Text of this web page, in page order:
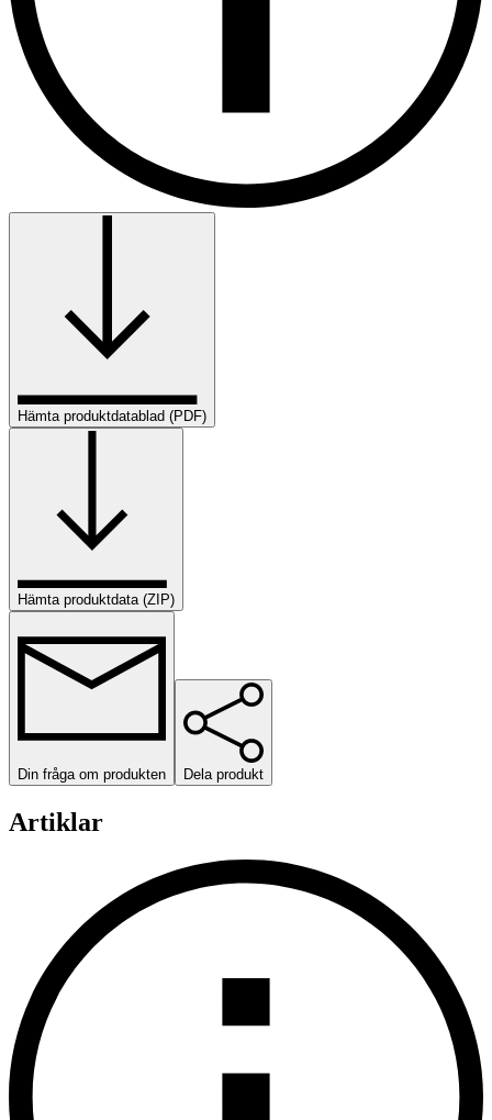
Hämta produktdatablad (PDF)
Hämta produktdata (ZIP)
Din fråga om produkten Dela produkt
Artiklar